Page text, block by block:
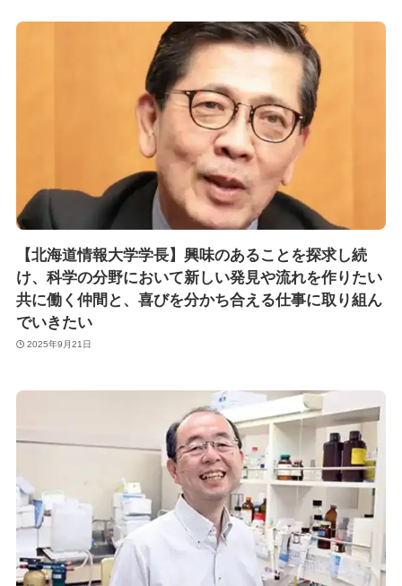
【北海道情報大学学長】興味のあることを探求し続
け、科学の分野において新しい発見や流れを作りたい
共に働く仲間と、喜びを分かち合える仕事に取り組ん
でいきたい
2025年9月21日